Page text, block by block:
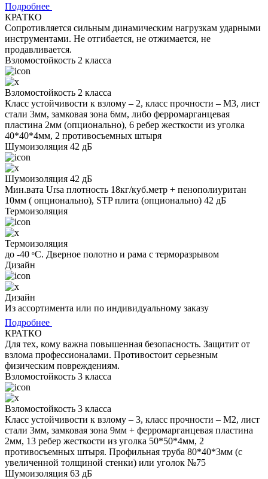
Подробнее
КРАТКО
Сопротивляется сильным динамическим нагрузкам ударными
инструментами. Не отгибается, не отжимается, не
продавливается.
Взломостойкость 2 класса
Взломостойкость 2 класса
Класс устойчивости к взлому – 2, класс прочности – М3, лист
стали 3мм, замковая зона 6мм, либо ферромарганцевая
пластина 2мм (опционально), 6 ребер жесткости из уголка
40*40*4мм, 2 противосъемных штыря
Шумоизоляция 42 дБ
Шумоизоляция 42 дБ
Мин.вата Ursa плотность 18кг/куб.метр + пенополиуритан
10мм ( опционально), STP плита (опционально) 42 дБ
Термоизоляция
Термоизоляция
до -40 ᵒС. Дверное полотно и рама с терморазрывом
Дизайн
Дизайн
Из ассортимента или по индивидуальному заказу
Подробнее
КРАТКО
Для тех, кому важна повышенная безопасность. Защитит от
взлома профессионалами. Противостоит серьезным
физическим повреждениям.
Взломостойкость 3 класса
Взломостойкость 3 класса
Класс устойчивости к взлому – 3, класс прочности – М2, лист
стали 3мм, замковая зона 9мм + ферромарганцевая пластина
2мм, 13 ребер жесткости из уголка 50*50*4мм, 2
противосъемных штыря. Профильная труба 80*40*3мм (с
увеличенной толщиной стенки) или уголок №75
Шумоизоляция 63 дБ